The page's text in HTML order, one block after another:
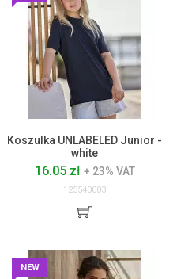
Koszulka UNLABELED Junior -
white
16.05 zł + 23% VAT
125540003
NEW